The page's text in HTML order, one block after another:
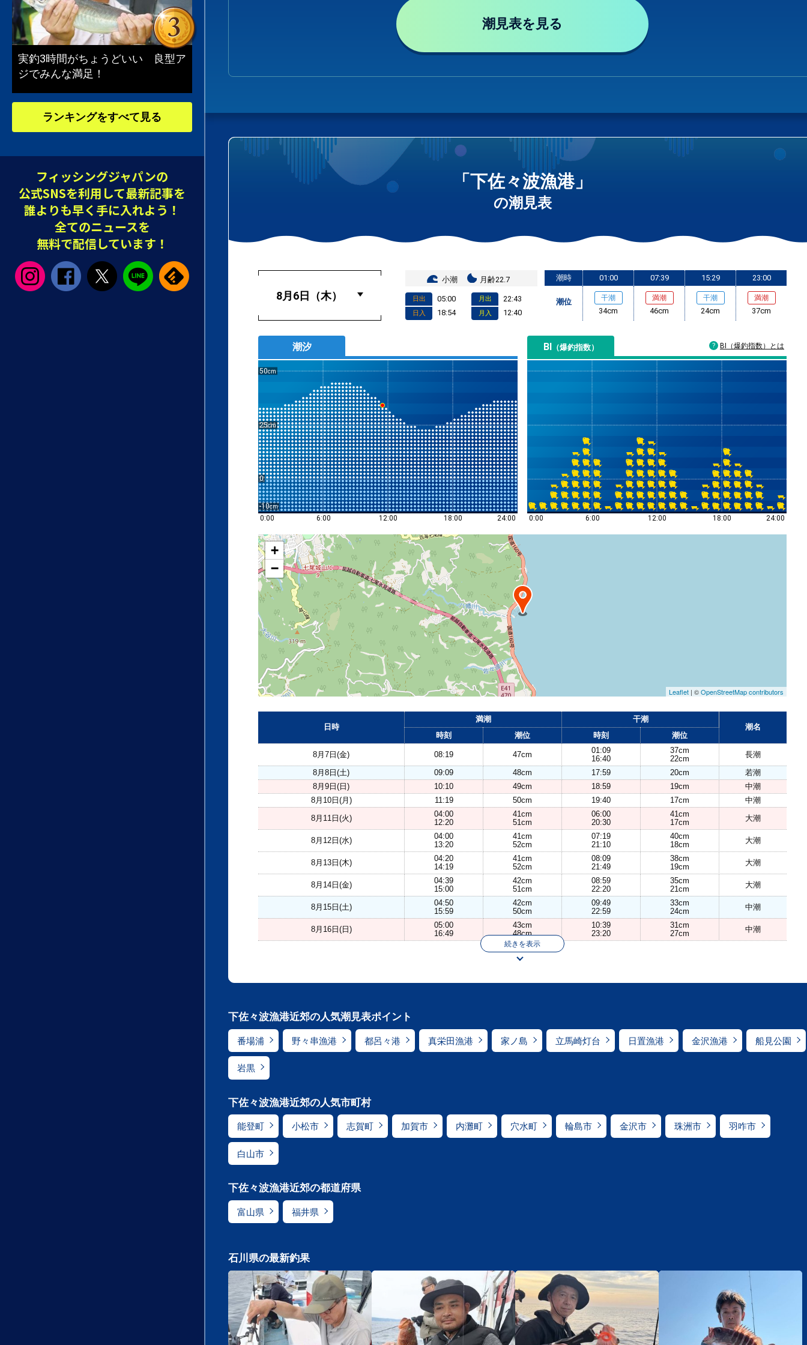
潮見表を見る
「下佐々波漁港」
の潮見表
小潮 月齢22.7
日出 05:00
日入 18:54
月出 22:43
月入 12:40
潮時
潮位
01:00
干潮
34cm
07:39
満潮
46cm
15:29
干潮
24cm
23:00
満潮
37cm
潮汐
50
25
0
-10
0:00
6:00 12:00 18:00 24:00
BI （爆釣指数）
0:00 6:00 12:00 18:00 24:00
BI（爆釣指数）とは
+
−
Leaflet | ©OpenStreetMap contributors
日時
満潮
干潮
潮名
時刻
潮位 時刻 潮位
8月7日(金) 08:19 47cm
01:09
16:40
37cm
22cm
長潮
8月8日(土)
09:09 48cm 17:59 20cm
若潮
8月9日(日)
10:10 49cm 18:59 19cm
中潮
8月10日(月)
11:19 50cm 19:40 17cm
中潮
8月11日(火)
04:00
12:20
41cm
51cm
06:00
20:30
41cm
17cm
大潮
8月12日(水)
04:00
13:20
41cm
52cm
07:19
21:10
40cm
18cm
大潮
8月13日(木)
04:20
14:19
41cm
52cm
08:09
21:49
38cm
19cm
大潮
8月14日(金)
04:39
15:00
42cm
51cm
08:59
22:20
35cm
21cm
大潮
8月15日(土)
04:50
15:59
42cm
50cm
09:49
22:59
33cm
24cm
中潮
8月16日(日)
05:00
16:49
43cm
48cm
10:39
23:20
31cm
27cm
中潮
続きを表示
下佐々波漁港近郊の人気潮見表ポイント
番場浦 野々串漁港 都呂々港 真栄田漁港 家ノ島 立馬崎灯台 日置漁港 金沢漁港 船見公園
岩黒
下佐々波漁港近郊の人気市町村
能登町 小松市 志賀町 加賀市 内灘町 穴水町 輪島市 金沢市 珠洲市 羽咋市
白山市
下佐々波漁港近郊の都道府県
富山県 福井県
石川県の最新釣果
実釣3時間がちょうどいい 良型ア
ジでみんな満足！
ランキングをすべて見る
フィッシングジャパンの
公式SNSを利用して最新記事を
誰よりも早く手に入れよう！
全てのニュースを
無料で配信しています！